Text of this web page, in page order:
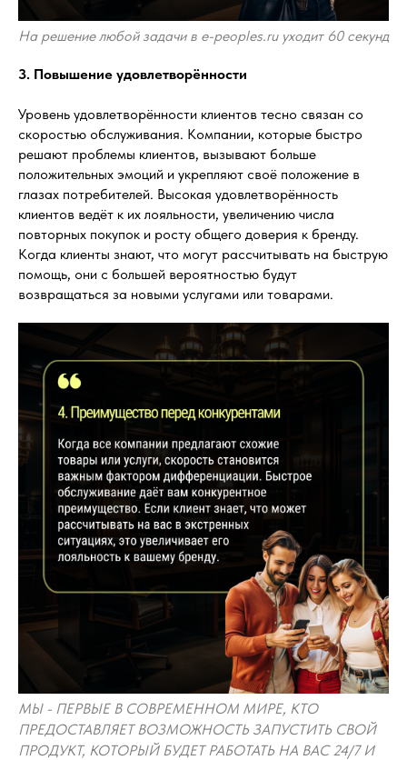
На решение любой задачи в e-peoples.ru уходит 60 секунд
3. Повышение удовлетворённости
Уровень удовлетворённости клиентов тесно связан со
скоростью обслуживания. Компании, которые быстро
решают проблемы клиентов, вызывают больше
положительных эмоций и укрепляют своё положение в
глазах потребителей. Высокая удовлетворённость
клиентов ведёт к их лояльности, увеличению числа
повторных покупок и росту общего доверия к бренду.
Когда клиенты знают, что могут рассчитывать на быструю
помощь, они с большей вероятностью будут
возвращаться за новыми услугами или товарами.
МЫ - ПЕРВЫЕ В СОВРЕМЕННОМ МИРЕ, КТО
ПРЕДОСТАВЛЯЕТ ВОЗМОЖНОСТЬ ЗАПУСТИТЬ СВОЙ
ПРОДУКТ, КОТОРЫЙ БУДЕТ РАБОТАТЬ НА ВАС 24/7 И